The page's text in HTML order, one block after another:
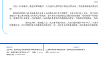
--
又是一年新春到，最是岁寒情暖时。为弘扬关心爱护老干部的光荣传统，营造尊老敬老的良
福。
琼海局党委班子成员和各单位负责人分组带队前往老干部家里，为老干部们送上大米、花生
谢他们一直以来对税收工作的关心和支持。老干部们对组织的走访慰问深表感谢，对琼海局一年
热，服务助力社会发展，也祝愿新的一年琼海税务各项工作继续稳步发展，为海南自贸港建设、为税
慰问送关怀，祝福暖人心。此次春节慰问活动，共走访慰问退休干部206 人，向老
的重要论述，用心用情把老干部各项工作推进好，进一步提升工作质量和效率，促进各项工作实现新
网站管理 访问统计
主办单位：国家税务总局海南省税务局网站管理办公室
pg游戏库最新版本的版权所有：国家税务总局海南省税务局
地址：海南省海口市龙昆北路10号
邮编：570125
电话：0898-12366
网站标识码：bm29210001